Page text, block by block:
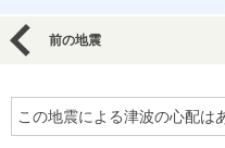
前の地震
この地震による津波の心配は